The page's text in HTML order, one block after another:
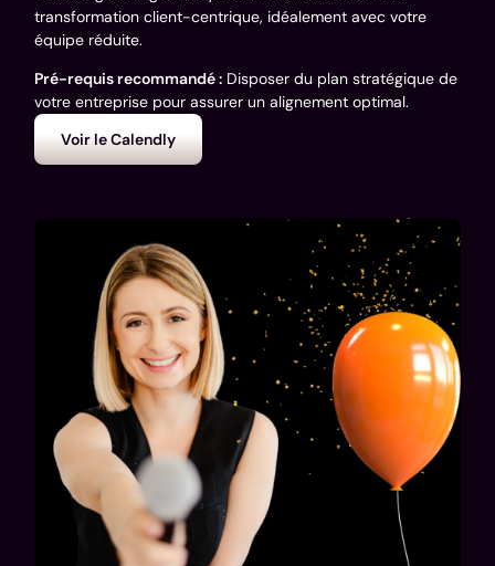
transformation client-centrique, idéalement avec votre
équipe réduite.
Pré-requis recommandé : Disposer du plan stratégique de
votre entreprise pour assurer un alignement optimal.
Voir le Calendly